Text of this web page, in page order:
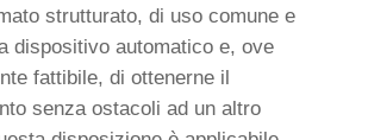
strutturato, di uso comune e
dispositivo automatico e, ove
fattibile, di ottenerne il
senza ostacoli ad un altro